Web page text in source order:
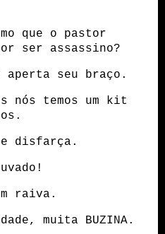
que o pastor
ser assassino?
aperta seu braço.
nós temos um kit
e disfarça.
raiva.
muita BUZINA.